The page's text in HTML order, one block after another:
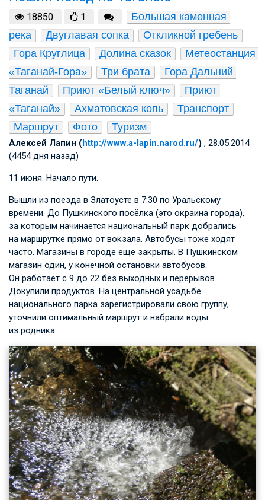
18850 1
Большая каменная
река
Двуглавая сопка
Откликной гребень
Гора Круглица
Долина сказок
Метеостанция
«Таганай-Гора»
Три брата
Гора Дальний
Таганай
Приют «Белый ключ»
Приют
«Таганай»
Ахматовская копь
Транспорт
Маршрут
Фото Туризм
Алексей Лапин (http://www.a-lapin.narod.ru/) , 28.05.2014
(4454 дня назад)
11 июня. Начало пути.
Вышли из поезда в Златоусте в 7:30 по Уральскому
времени. До Пушкинского посёлка (это окраина города),
за которым начинается национальный парк добрались
на маршрутке прямо от вокзала. Автобусы тоже ходят
часто. Магазины в городе ещё закрыты. В Пушкинском
магазин один, у конечной остановки автобусов.
Он работает с 9 до 22 без выходных и перерывов.
Докупили продуктов. На центральной усадьбе
национального парка зарегистрировали свою группу,
уточнили оптимальный маршрут и набрали воды
из родника.